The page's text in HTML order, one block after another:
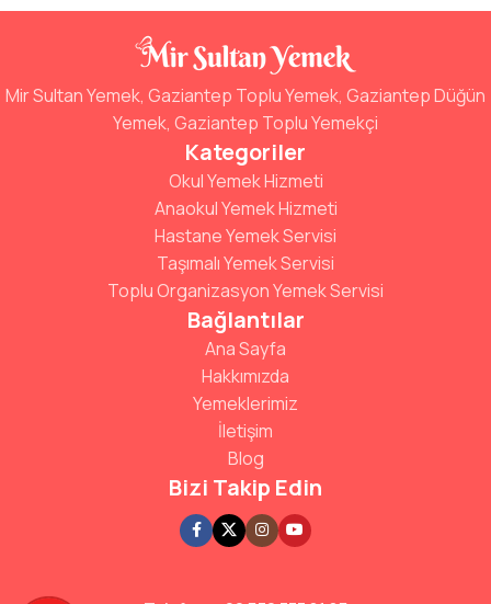
Mir Sultan Yemek, Gaziantep Toplu Yemek, Gaziantep Düğün
Yemek, Gaziantep Toplu Yemekçi
Kategoriler
Okul Yemek Hizmeti
Anaokul Yemek Hizmeti
Hastane Yemek Servisi
Taşımalı Yemek Servisi
Toplu Organizasyon Yemek Servisi
Bağlantılar
Ana Sayfa
Hakkımızda
Yemeklerimiz
İletişim
Blog
Bizi Takip Edin